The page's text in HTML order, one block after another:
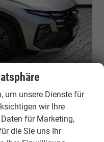
Keyless
53608
mit Tageszulassung
um unsere Dienste für
wir Ihre
für Marketing,
die Sie uns Ihr